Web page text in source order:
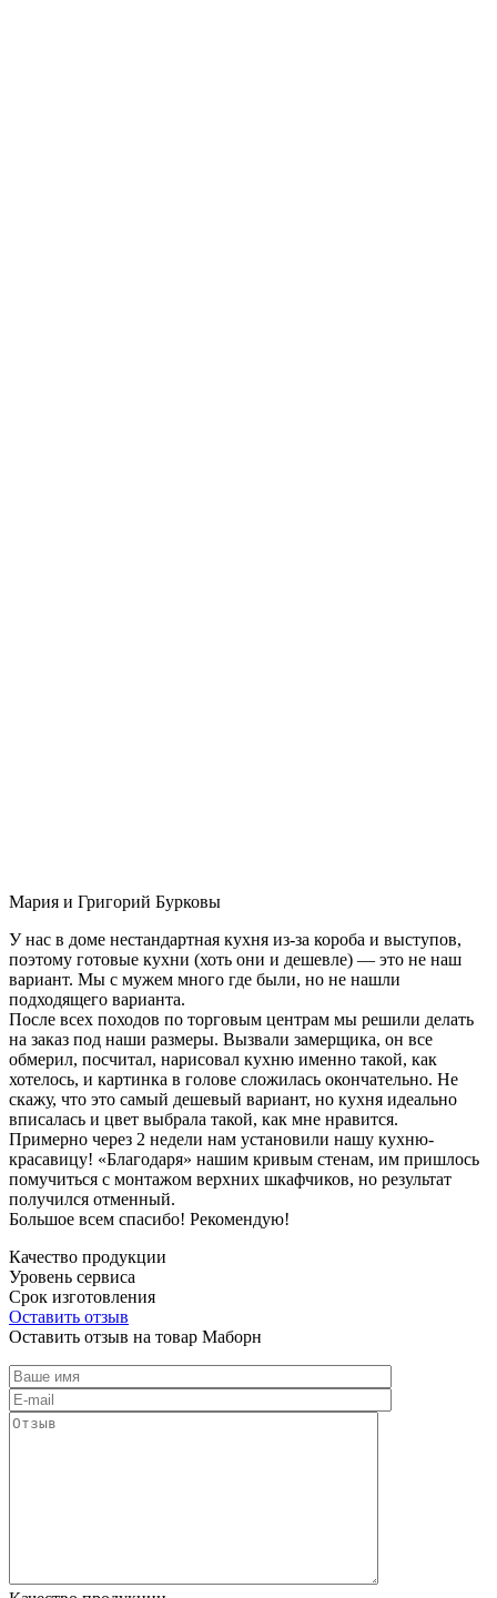
Мария и Григорий Бурковы
У нас в доме нестандартная кухня из-за короба и выступов,
поэтому готовые кухни (хоть они и дешевле) — это не наш
вариант. Мы с мужем много где были, но не нашли
подходящего варианта.
После всех походов по торговым центрам мы решили делать
на заказ под наши размеры. Вызвали замерщика, он все
обмерил, посчитал, нарисовал кухню именно такой, как
хотелось, и картинка в голове сложилась окончательно. Не
скажу, что это самый дешевый вариант, но кухня идеально
вписалась и цвет выбрала такой, как мне нравится.
Примерно через 2 недели нам установили нашу кухню-
красавицу! «Благодаря» нашим кривым стенам, им пришлось
помучиться с монтажом верхних шкафчиков, но результат
получился отменный.
Большое всем спасибо! Рекомендую!
Качество продукции
Уровень сервиса
Срок изготовления
Оставить отзыв
Оставить отзыв на товар Маборн